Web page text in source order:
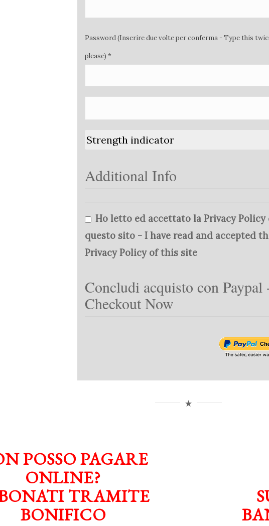
Password (Inserire due volte per conferma - Type this
please) *
Strength indicator
Additional Info
Ho letto ed accettato la Privacy Policy
questo sito - I have read and accepted
Privacy Policy of this site
Concludi acquisto con Paypal
Checkout Now
POSSO PAGARE
ONLINE?
TRAMITE
BONIFICO